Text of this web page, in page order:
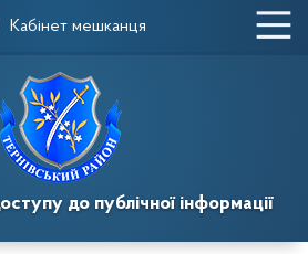
до публічної інформації
Кабінет мешканця